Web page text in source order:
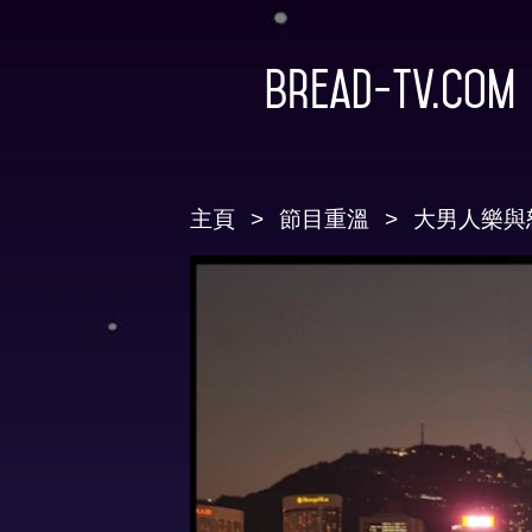
Bread-TV.com
主頁 節目重溫 大男人樂與